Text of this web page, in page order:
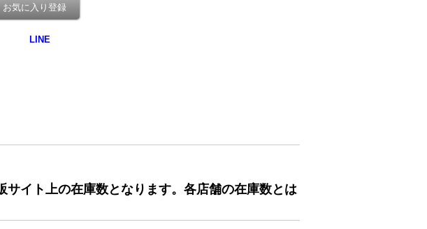
お気に入り登録
イト上の在庫数となります。各店舗の在庫数とは